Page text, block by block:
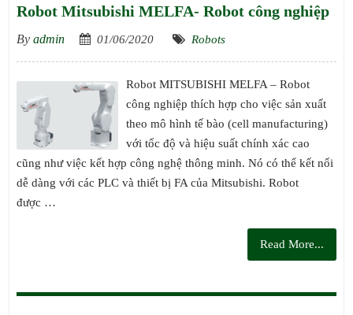
Robot Mitsubishi MELFA- Robot công nghiệp
By admin 01/06/2020 Robots
Robot MITSUBISHI MELFA – Robot
công nghiệp thích hợp cho việc sản xuất
theo mô hình tế bào (cell manufacturing)
với tốc độ và hiệu suất chính xác cao
cũng như việc kết hợp công nghệ thông minh. Nó có thể kết nối
dễ dàng với các PLC và thiết bị FA của Mitsubishi. Robot
được …
Read More...